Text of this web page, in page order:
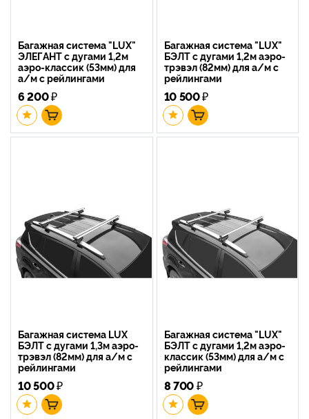
Багажная система "LUX"
ЭЛЕГАНТ с дугами 1,2м
аэро-классик (53мм) для
а/м с рейлингами
6 200₽
Багажная система "LUX"
БЭЛТ с дугами 1,2м аэро-
трэвэл (82мм) для а/м с
рейлингами
10 500₽
Багажная система LUX
БЭЛТ с дугами 1,3м аэро-
трэвэл (82мм) для а/м с
рейлингами
10 500₽
Багажная система "LUX"
БЭЛТ с дугами 1,2м аэро-
классик (53мм) для а/м с
рейлингами
8 700₽